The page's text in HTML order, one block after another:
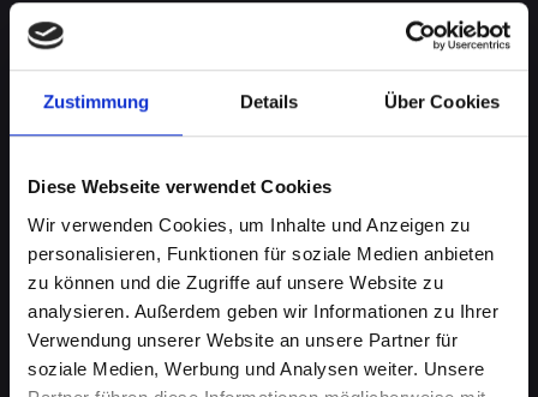
Zustimmung Details Über Cookies
Diese Webseite verwendet Cookies
Wir verwenden Cookies, um Inhalte und Anzeigen zu
personalisieren, Funktionen für soziale Medien anbieten
zu können und die Zugriffe auf unsere Website zu
analysieren. Außerdem geben wir Informationen zu Ihrer
Verwendung unserer Website an unsere Partner für
soziale Medien, Werbung und Analysen weiter. Unsere